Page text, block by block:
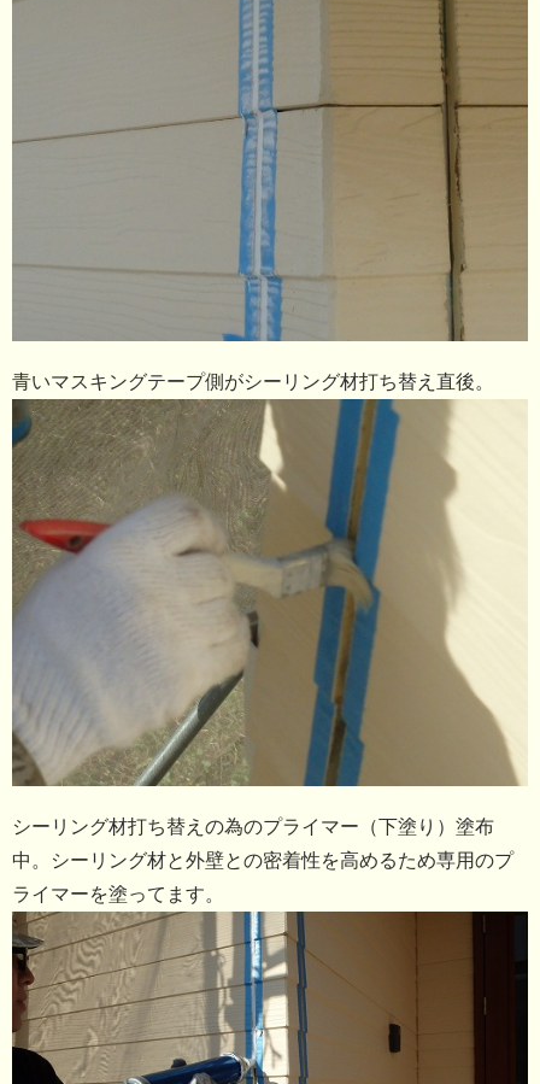
青いマスキングテープ側がシーリング材打ち替え直後。
シーリング材打ち替えの為のプライマー（下塗り）塗布
中。シーリング材と外壁との密着性を高めるため専用のプ
ライマーを塗ってます。